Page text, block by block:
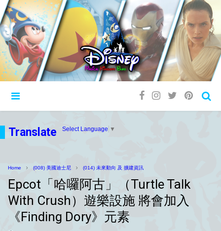
Translate Select Language ▼
Home (008) 美國迪士尼 (014) 未來動向 及 擴建資訊
Epcot「哈囉阿古」（Turtle Talk
With Crush）遊樂設施 將會加入
《Finding Dory》元素